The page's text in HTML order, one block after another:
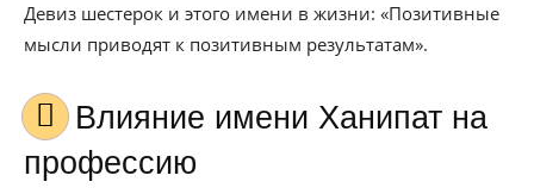
Девиз шестерок и этого имени в жизни: «Позитивные
мысли приводят к позитивным результатам».
Влияние имени Ханипат на
профессию